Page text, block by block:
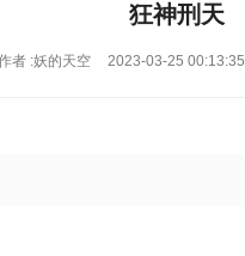
狂神刑天
者 :妖的天空 2023-03-25 00:13:35